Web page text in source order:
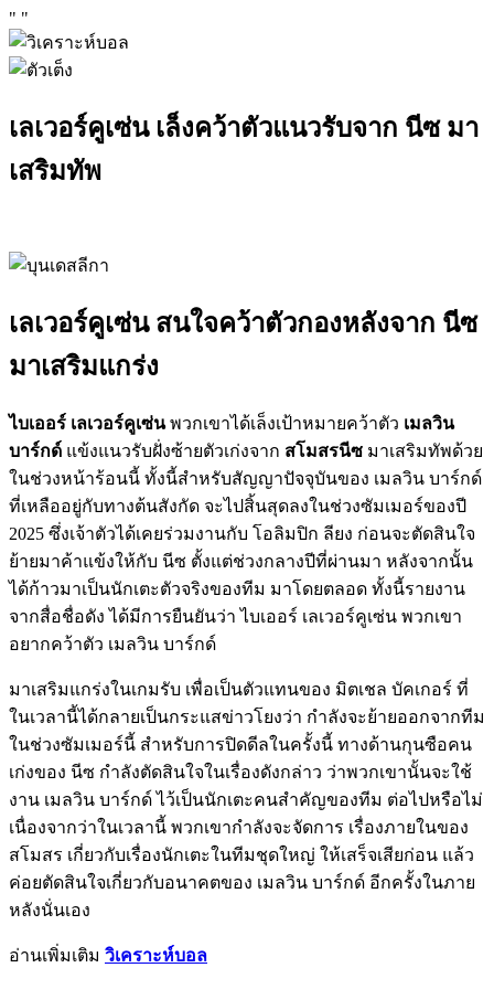
" "
เลเวอร์คูเซ่น เล็งคว้าตัวแนวรับจาก นีซ มา
เสริมทัพ
เลเวอร์คูเซ่น สนใจคว้าตัวกองหลังจาก นีซ
มาเสริมแกร่ง
ไบเออร์ เลเวอร์คูเซ่นพวกเขาได้เล็งเป้าหมายคว้าตัว เมลวิน
บาร์กด์ แข้งแนวรับฝั่งซ้ายตัวเก่งจาก สโมสรนีซ มาเสริมทัพด้วย
ในช่วงหน้าร้อนนี้ ทั้งนี้สำหรับสัญญาปัจจุบันของ เมลวิน บาร์กด์
ที่เหลืออยู่กับทางต้นสังกัด จะไปสิ้นสุดลงในช่วงซัมเมอร์ของปี
2025 ซึ่งเจ้าตัวได้เคยร่วมงานกับ โอลิมปิก ลียง ก่อนจะตัดสินใจ
ย้ายมาค้าแข้งให้กับ นีซ ตั้งแต่ช่วงกลางปีที่ผ่านมา หลังจากนั้น
ได้ก้าวมาเป็นนักเตะตัวจริงของทีม มาโดยตลอด ทั้งนี้รายงาน
จากสื่อชื่อดัง ได้มีการยืนยันว่า ไบเออร์ เลเวอร์คูเซ่น พวกเขา
อยากคว้าตัว เมลวิน บาร์กด์
มาเสริมแกร่งในเกมรับ เพื่อเป็นตัวแทนของ มิตเชล บัคเกอร์ ที่
ในเวลานี้ได้กลายเป็นกระแสข่าวโยงว่า กำลังจะย้ายออกจากทีม
ในช่วงซัมเมอร์นี้ สำหรับการปิดดีลในครั้งนี้ ทางด้านกุนซือคน
เก่งของ นีซ กำลังตัดสินใจในเรื่องดังกล่าว ว่าพวกเขานั้นจะใช้
งาน เมลวิน บาร์กด์ ไว้เป็นนักเตะคนสำคัญของทีม ต่อไปหรือไม่
เนื่องจากว่าในเวลานี้ พวกเขากำลังจะจัดการ เรื่องภายในของ
สโมสร เกี่ยวกับเรื่องนักเตะในทีมชุดใหญ่ ให้เสร็จเสียก่อน แล้ว
ค่อยตัดสินใจเกี่ยวกับอนาคตของ เมลวิน บาร์กด์ อีกครั้งในภาย
หลังนั่นเอง
อ่านเพิ่มเติม วิเคราะห์บอล